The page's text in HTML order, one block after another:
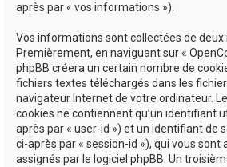
après par « vos informations »).
Vos informations sont collectées de deux
Premièrement, en naviguant sur «
phpBB créera un certain nombre de
fichiers textes téléchargés dans les
navigateur Internet de votre ordinateur.
cookies ne contiennent qu’un identifiant
après par « user-id ») et un identifiant de
ci-après par « session-id »), qui vous
assignés par le logiciel phpBB. Un